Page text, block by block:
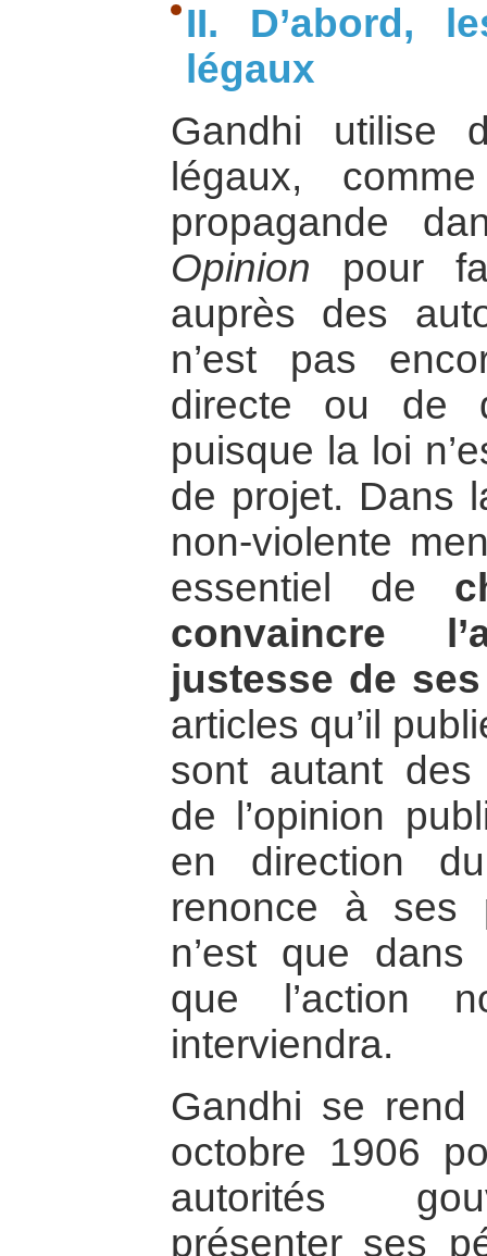
II. D’abord,
légaux
Gandhi utilise
légaux,
propagande
Opinion pour
auprès des
n’est pas
directe ou de
puisque la loi
de projet. Dans
non-violente
essentiel de
convaincre
justesse de
articles qu’il
sont autant des
de l’opinion
en direction
renonce à ses
n’est que
que l’action
interviendra.
Gandhi se
octobre 1906
autorités
présenter ses